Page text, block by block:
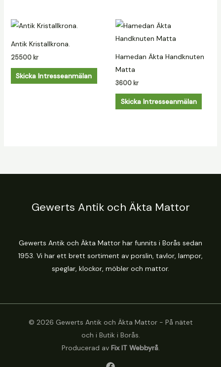
Antik Kristallkrona.
25500 kr
Skicka Intresseanmälan
Hamedan Äkta Handknuten
Matta
3600 kr
Skicka Intresseanmälan
Gewerts Antik och Äkta Mattor
Gewerts Antik och Äkta Mattor har funnits i Borås sedan
1953. Vi har ett brett sortiment av porslin, tavlor, lampor,
speglar, klockor, möbler och mattor.
© 2026 Gewerts Antik och Äkta Mattor - På nätet
och i Butik i Borås.
Producerad av Fix IT Webbyrå.